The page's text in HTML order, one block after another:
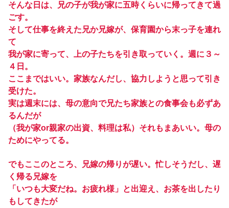
そんな日は、兄の子が我が家に五時くらいに帰ってきて過
ごす。
そして仕事を終えた兄か兄嫁が、保育園から末っ子を連れ
て
我が家に寄って、上の子たちを引き取っていく。週に３～
４日。
ここまではいい。家族なんだし、協力しようと思って引き
受けた。
実は週末には、母の意向で兄たち家族との食事会も必ずあ
るんだが
（我が家or親家の出資、料理は私）それもまあいい。母の
ためにやってる。
でもここのところ、兄嫁の帰りが遅い。忙しそうだし、遅
く帰る兄嫁を
「いつも大変だね。お疲れ様」と出迎え、お茶を出したり
もしてきたが